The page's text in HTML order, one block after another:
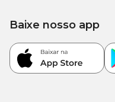
Precauções e
Baixe nosso app